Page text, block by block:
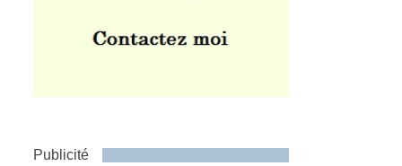
Publicité